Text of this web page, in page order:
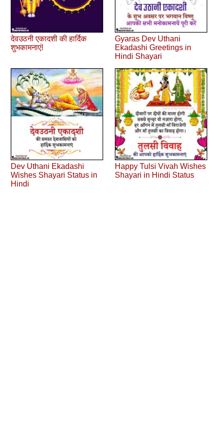
देवउठनी एकादशी की हार्दिक
शुभकामनाएं!
Gyaras Dev Uthani
Ekadashi Greetings in
Hindi Shayari
Dev Uthani Ekadashi
Wishes Shayari Status in
Hindi
Happy Tulsi Vivah Wishes
Shayari in Hindi Status